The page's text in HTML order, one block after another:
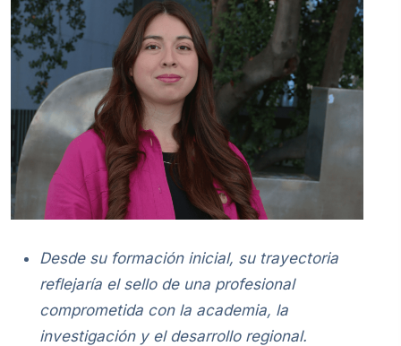
Desde su formación inicial, su trayectoria
reflejaría el sello de una profesional
comprometida con la academia, la
investigación y el desarrollo regional.